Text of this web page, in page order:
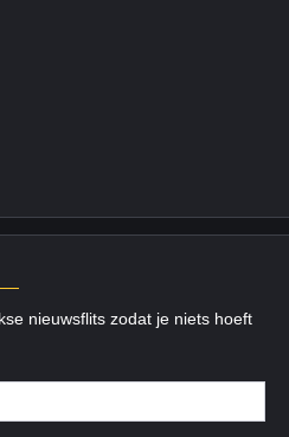
nieuwsflits zodat je niets hoeft